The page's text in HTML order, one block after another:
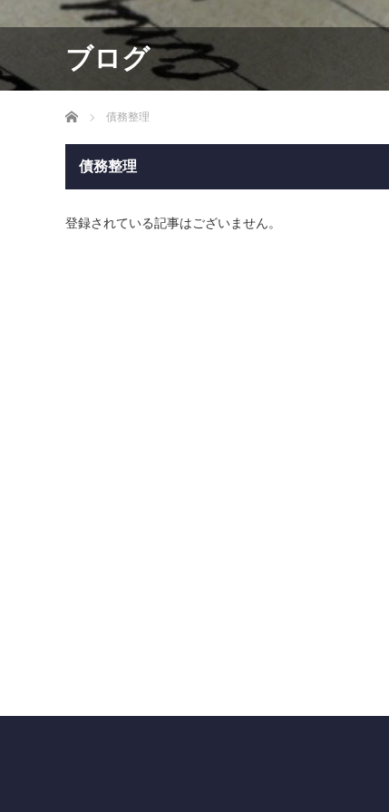
ブログ
ホーム 債務整理
債務整理
登録されている記事はございません。